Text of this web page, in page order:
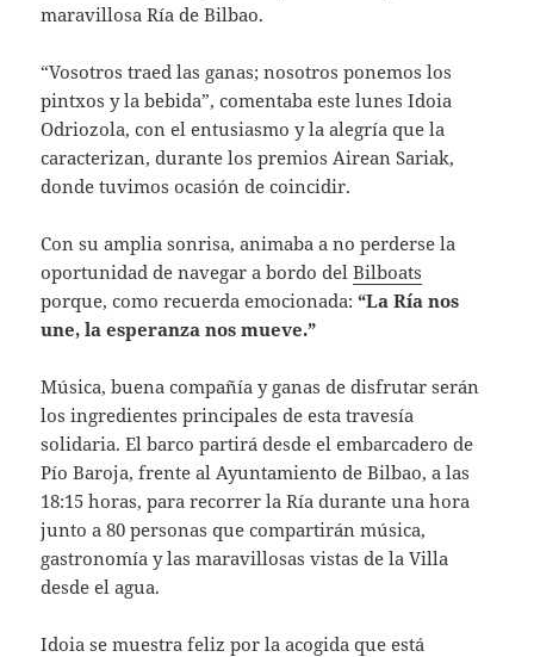
maravillosa Ría de Bilbao.
“Vosotros traed las ganas; nosotros ponemos los
pintxos y la bebida”, comentaba este lunes Idoia
Odriozola, con el entusiasmo y la alegría que la
caracterizan, durante los premios Airean Sariak,
donde tuvimos ocasión de coincidir.
Con su amplia sonrisa, animaba a no perderse la
oportunidad de navegar a bordo delBilboats
porque, como recuerda emocionada:“La Ría nos
une, la esperanza nos mueve.”
Música, buena compañía y ganas de disfrutar serán
los ingredientes principales de esta travesía
solidaria. El barco partirá desde el embarcadero de
Pío Baroja, frente al Ayuntamiento de Bilbao, a las
18:15 horas, para recorrer la Ría durante una hora
junto a 80 personas que compartirán música,
gastronomía y las maravillosas vistas de la Villa
desde el agua.
Idoia se muestra feliz por la acogida que está